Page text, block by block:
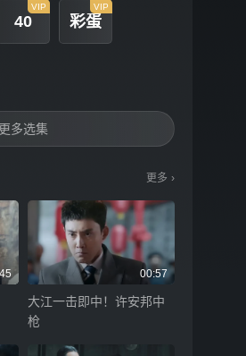
40
VIP
彩蛋
VIP
更多选集
更多 ›
00:57
大江一击即中！许安邦中
枪